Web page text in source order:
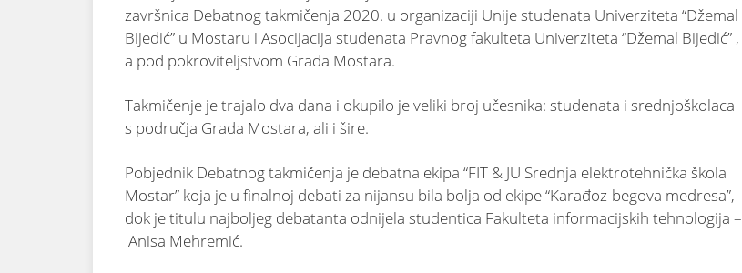
završnica Debatnog takmičenja 2020. u organizaciji Unije studenata Univerziteta “Džemal
Bijedić” u Mostaru i Asocijacija studenata Pravnog fakulteta Univerziteta “Džemal Bijedić” ,
a pod pokroviteljstvom Grada Mostara.
Takmičenje je trajalo dva dana i okupilo je veliki broj učesnika: studenata i srednjoškolaca
s područja Grada Mostara, ali i šire.
Pobjednik Debatnog takmičenja je debatna ekipa “FIT & JU Srednja elektrotehnička škola
Mostar” koja je u finalnoj debati za nijansu bila bolja od ekipe “Karađoz-begova medresa”,
dok je titulu najboljeg debatanta odnijela studentica Fakulteta informacijskih tehnologija –
Anisa Mehremić.